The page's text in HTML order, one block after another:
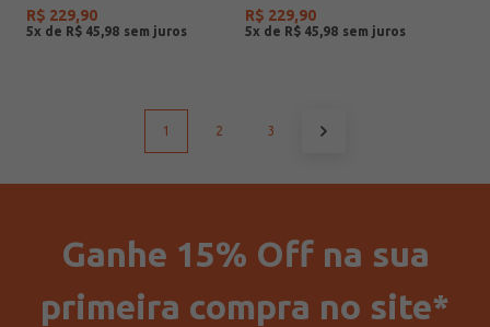
R$ 229,90
5x de R$ 45 98
R$ 229,90
5x de R$ 45 98
1 2 3
Ganhe 15% Off na sua
primeira compra no site*